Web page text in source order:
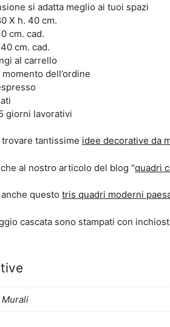
si adatta meglio ai tuoi spazi
X h. 40 cm.
cm. cad.
cm. cad.
al carrello
dell’ordine
giorni lavorativi
tantissime idee decorative da
al nostro articolo del blog “quadri
questo tris quadri moderni
cascata sono stampati con